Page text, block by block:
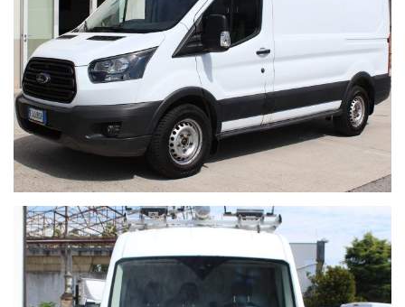
*BRACCIOLO
*CERCHI IN ACCIAIO/MISURA:R 16
*CHIUSURA CENTRALIZZATA
*CLIMATIZZATORE
*CONTROLLO TRAZIONE
*CRONOLOGIA TAGLIANDI
*FENDINEBBIA
*FILTRO ANTIPARTICOLATO
*INTERNI IN TESSUTO/COLORE NERO
*MARMITTA CATALITICA
*MISURE: 235/65
*KIT GONFIAGGIO
*SENSORI PARCHEGGIO ANT/POST.
*TELECAMERA PARCHEGGIO ASSISTITO
*VOLANTE MULTIFUNZIONE